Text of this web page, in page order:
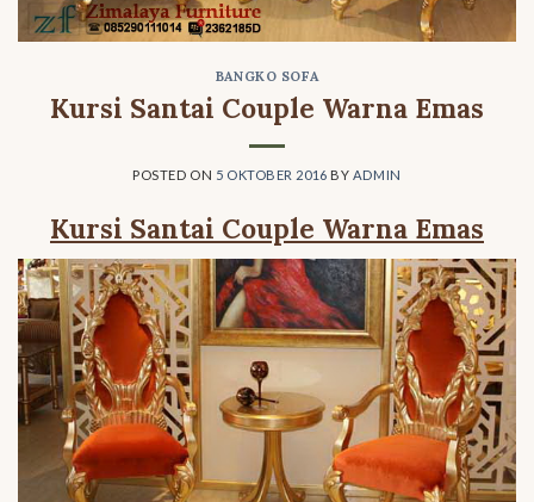
BANGKO SOFA
Kursi Santai Couple Warna Emas
POSTED ON 5 OKTOBER 2016 BY ADMIN
Kursi Santai Couple Warna Emas